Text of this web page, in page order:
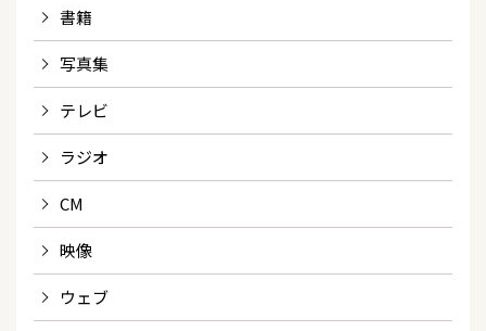
書籍
写真集
テレビ
ラジオ
CM
映像
ウェブ